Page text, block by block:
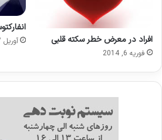
افراد در معرض خطر سکته قلبی
فوریه 6, 2014
آوریل 7, 2014